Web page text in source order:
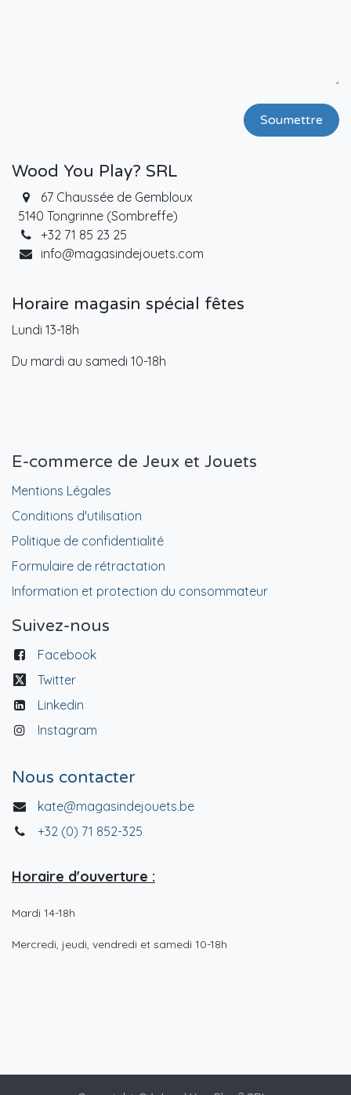
Soumettre
Wood You Play? SRL
67 Chaussée de Gembloux
5140 Tongrinne (Sombreffe)
+32 71 85 23 25
info@magasindejouets.com
Horaire magasin spécial fêtes
Lundi 13-18h
Du mardi au samedi 10-18h
E-commerce de Jeux et Jouets
Mentions Légales
Conditions d'utilisation
Politique de confidentialité
Formulaire de rétractation
Information et protection du consommateur
Suivez-nous
Facebook
Twitter
Linkedin
Instagram
Nous contacter
kate@magasindejouets.be
+32 (0) 71 852-325
Horaire d'ouverture :
Mardi 14-18h
Mercredi, jeudi, vendredi et samedi 10-18h